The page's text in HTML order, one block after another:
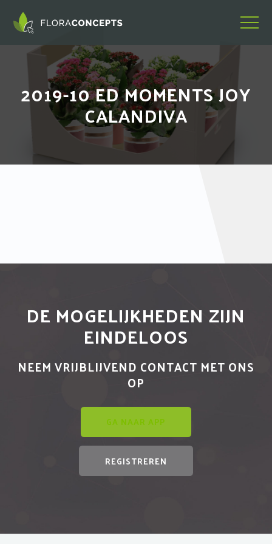
2019-10 ED MOMENTS JOY
CALANDIVA
DE MOGELIJKHEDEN ZIJN
EINDELOOS
NEEM VRIJBLIJVEND CONTACT MET ONS
OP
GA NAAR APP
REGISTREREN